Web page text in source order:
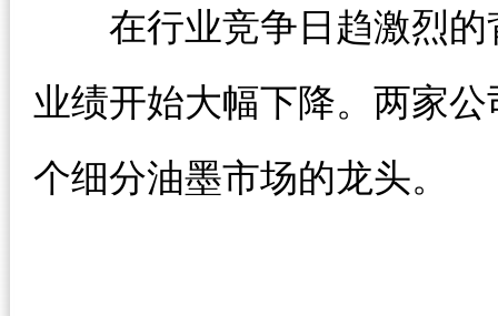
在行业竞争日趋激烈的
业绩开始大幅下降。两家
个细分油墨市场的龙头。